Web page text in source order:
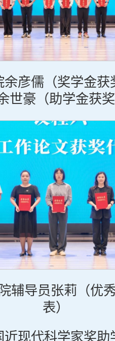
余彦儒（奖学金
世豪（助学金获
辅导员张莉（优
表）
现代科学家奖